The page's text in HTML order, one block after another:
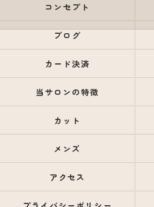
コンセプト
ブログ
カード決済
当サロンの特徴
カット
メンズ
アクセス